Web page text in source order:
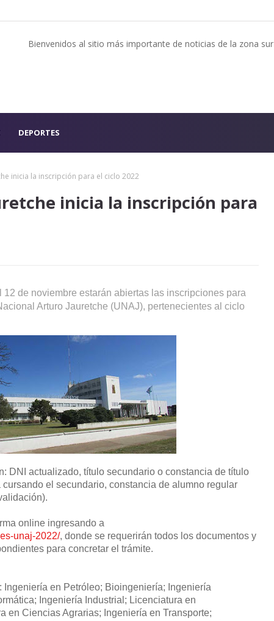
Bienvenidos al sitio más importante de noticias de la zona sur
DEPORTES
inicia la inscripción para el ciclo 2022
inicia la inscripción para
12 de noviembre estarán abiertas las inscripciones para
Arturo Jauretche (UNAJ), pertenecientes al ciclo
DNI actualizado, título secundario o constancia de título
el secundario, constancia de alumno regular
online ingresando a
unaj-2022/, donde se requerirán todos los documentos y
para concretar el trámite.
Ingeniería en Petróleo; Bioingeniería; Ingeniería
Ingeniería Industrial; Licenciatura en
en Ciencias Agrarias; Ingeniería en Transporte;